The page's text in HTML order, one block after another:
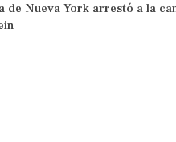
de Nueva York arrestó a la